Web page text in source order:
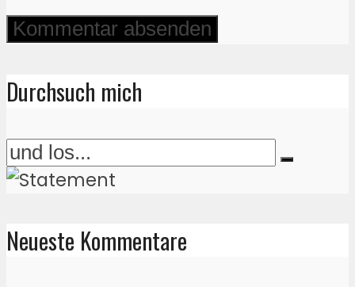
Durchsuch mich
Neueste Kommentare